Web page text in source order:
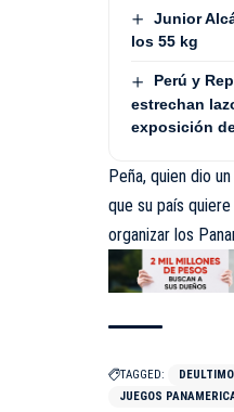
Junior
los 55 kg
Perú y
estrechan
exposición
Peña, quien dio
que su país
organizar los
TAGGED:
JUEGOS